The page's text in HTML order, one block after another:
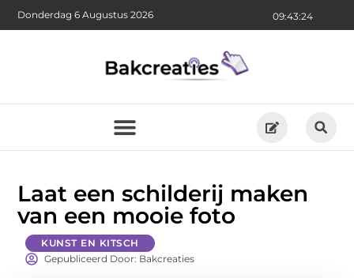
09:43:24
Donderdag 6 Augustus 2026
Laat een schilderij maken
van een mooie foto
KUNST EN KITSCH
Gepubliceerd Door: Bakcreaties